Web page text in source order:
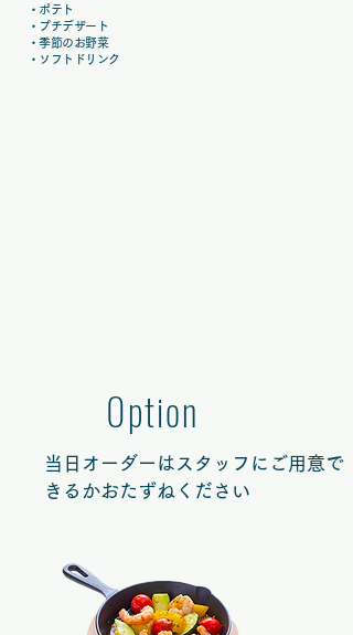
・ポテト
・プチデザート
・季節のお野菜
・ソフトドリンク
0ption
当日オーダーはスタッフにご用意で
きるかおたずねください